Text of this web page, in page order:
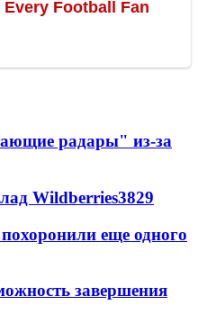
радары" из-за
Wildberries3829
еще одного
завершения